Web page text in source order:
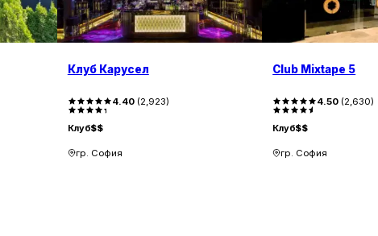
Клуб Карусел
4.40(2,923)
Клуб$$
гр. София
Club Mixtape 5
4.50 (2,630)
Клуб$$
гр. София